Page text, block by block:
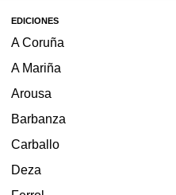
EDICIONES
A Coruña
A Mariña
Arousa
Barbanza
Carballo
Deza